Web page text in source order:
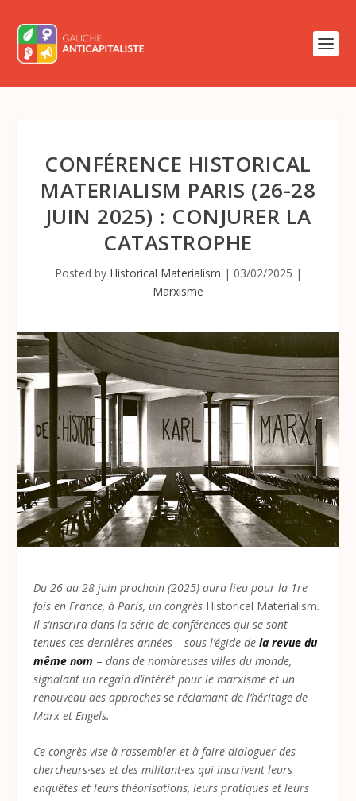
CONFÉRENCE HISTORICAL
MATERIALISM PARIS (26-28
JUIN 2025) : CONJURER LA
CATASTROPHE
Posted by Historical Materialism | 03/02/2025 |
Marxisme
Du 26 au 28 juin prochain (2025) aura lieu pour la 1re
fois en France, à Paris, un congrès Historical Materialism.
Il s’inscrira dans la série de conférences qui se sont
tenues ces dernières années – sous l’égide dela revue du
même nom –dans de nombreuses villes du monde,
signalant un regain d’intérêt pour le marxisme et un
renouveau des approches se réclamant de l’héritage de
Marx et Engels.
Ce congrès vise à rassembler et à faire dialoguer des
chercheurs·ses et des militant·es qui inscrivent leurs
enquêtes et leurs théorisations, leurs pratiques et leurs